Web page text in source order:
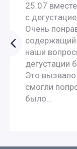
Экскурсии
Вечерние
Летние
25.07
с
Очень
содержащий
наши
дегустации
Это
смогли
было...